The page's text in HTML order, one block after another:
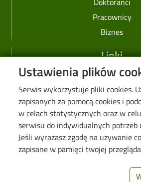
Ustawienia plików
Serwis wykorzystuje pliki cookies.
zapisanych za pomocą cookies i
w celach statystycznych oraz w
serwisu do indywidualnych
Jeśli wyrażasz zgodę na używanie
zapisane w pamięci twojej
Pracownicy
Biznes
Linki
Web Dziekanat
Biblioteka PŁ
Galeria "Krótko i
Seminarium "Problemy
Deklaracja dostępności
Polityka